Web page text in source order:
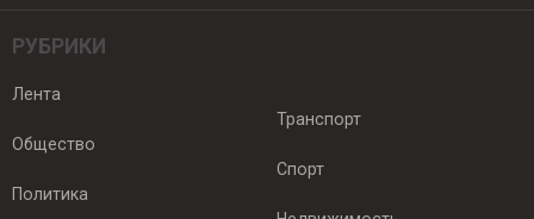
РУБРИКИ
Лента
Общество
Политика
Транспорт
Спорт